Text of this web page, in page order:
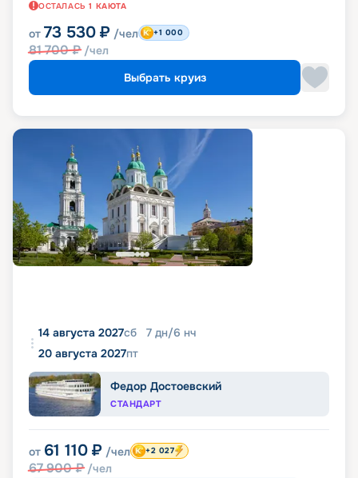
ОСТАЛАСЬ 1 КАЮТА
от 73 530 ₽ /чел
81 700₽ /чел
+1 000
Выбрать круиз
14 августа 2027сб 7 дн/6 нч
20 августа 2027пт
Федор Достоевский
СТАНДАРТ
от 61 110 ₽ /чел
67 900₽ /чел
+2 027